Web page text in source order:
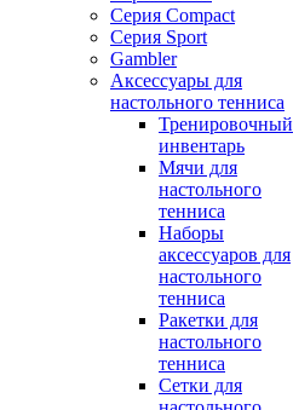
Серия Compact
Серия Sport
Gambler
Аксессуары для
настольного тенниса
Тренировочный
инвентарь
Мячи для
настольного
тенниса
Наборы
аксессуаров для
настольного
тенниса
Ракетки для
настольного
тенниса
Сетки для